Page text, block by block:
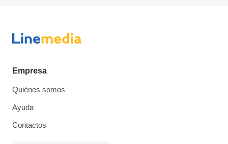
Empresa
Quiénes somos
Ayuda
Contactos